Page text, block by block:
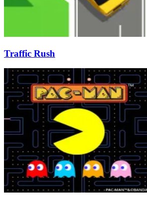
Traffic Rush